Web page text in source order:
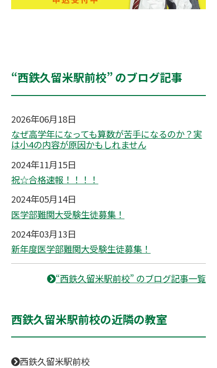
“西鉄久留米駅前校” のブログ記事
2026年06月18日
なぜ高学年になっても算数が苦手になるのか？実
は小4の内容が原因かもしれません
2024年11月15日
祝☆合格速報！！！！
2024年05月14日
医学部難関大受験生徒募集！
2024年03月13日
新年度医学部難関大受験生徒募集！
“西鉄久留米駅前校” のブログ記事一覧
西鉄久留米駅前校の近隣の教室
西鉄久留米駅前校